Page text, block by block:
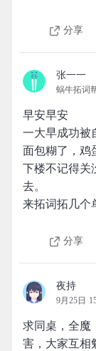
分享
张一一
蜗牛拓词
早安早安
一大早成功被
面包糊了，鸡
下楼不记得关
去。
来拓词拓几个
分享
夜持
9月25日
求同桌，全魔
害，大家互相